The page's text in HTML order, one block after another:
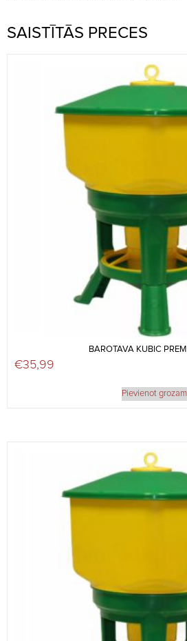
SAISTĪTĀS PRECES
BAROTAVA KUBIC
€35,99
Pievienot grozam